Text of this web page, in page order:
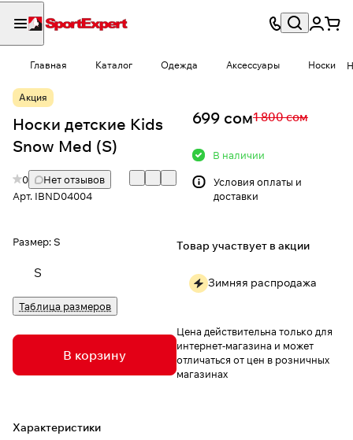
Главная Каталог Одежда Аксессуары Носки
Акция
Носки детские Kids
Snow Med (S)
0
Нет отзывов
Арт. IBND04004
Размер:S
S
Таблица размеров
В корзину
Характеристики
699 сом1 800 сом
В наличии
Условия оплаты и
доставки
Товар участвует в акции
Зимняя распродажа
Цена действительна только для
интернет-магазина и может
отличаться от цен в розничных
магазинах